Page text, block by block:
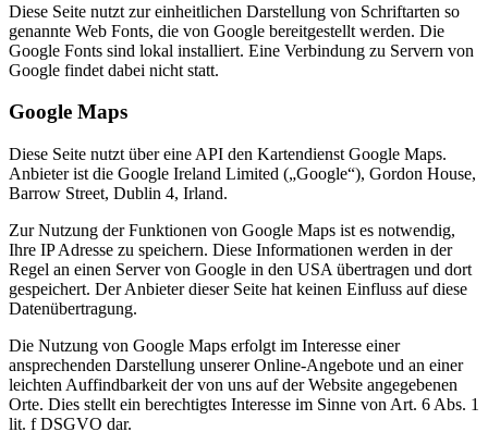
Diese Seite nutzt zur einheitlichen Darstellung von Schriftarten so
genannte Web Fonts, die von Google bereitgestellt werden. Die
Google Fonts sind lokal installiert. Eine Verbindung zu Servern von
Google findet dabei nicht statt.
Google Maps
Diese Seite nutzt über eine API den Kartendienst Google Maps.
Anbieter ist die Google Ireland Limited („Google“), Gordon House,
Barrow Street, Dublin 4, Irland.
Zur Nutzung der Funktionen von Google Maps ist es notwendig,
Ihre IP Adresse zu speichern. Diese Informationen werden in der
Regel an einen Server von Google in den USA übertragen und dort
gespeichert. Der Anbieter dieser Seite hat keinen Einfluss auf diese
Datenübertragung.
Die Nutzung von Google Maps erfolgt im Interesse einer
ansprechenden Darstellung unserer Online-Angebote und an einer
leichten Auffindbarkeit der von uns auf der Website angegebenen
Orte. Dies stellt ein berechtigtes Interesse im Sinne von Art. 6 Abs. 1
lit. f DSGVO dar.